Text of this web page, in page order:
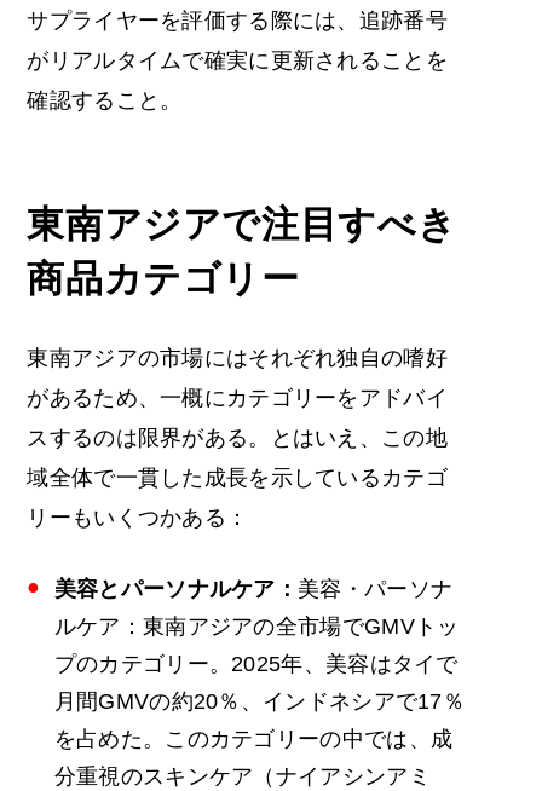
サプライヤーを評価する際には、追跡番号
がリアルタイムで確実に更新されることを
確認すること。
東南アジアで注目すべき
商品カテゴリー
東南アジアの市場にはそれぞれ独自の嗜好
があるため、一概にカテゴリーをアドバイ
スするのは限界がある。とはいえ、この地
域全体で一貫した成長を示しているカテゴ
リーもいくつかある：
美容とパーソナルケア： 美容・パーソナ
ルケア：東南アジアの全市場でGMVトッ
プのカテゴリー。2025年、美容はタイで
月間GMVの約20％、インドネシアで17％
を占めた。このカテゴリーの中では、成
分重視のスキンケア（ナイアシンアミ